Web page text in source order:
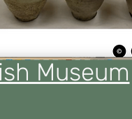
Museum